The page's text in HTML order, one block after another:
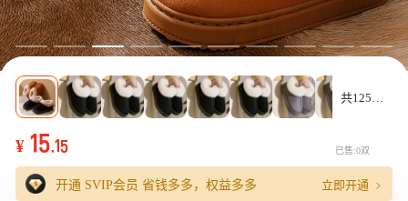
共125款
¥ 15.15 已售:0双
开通 SVIP会员 省钱多多，权益多多 立即开通